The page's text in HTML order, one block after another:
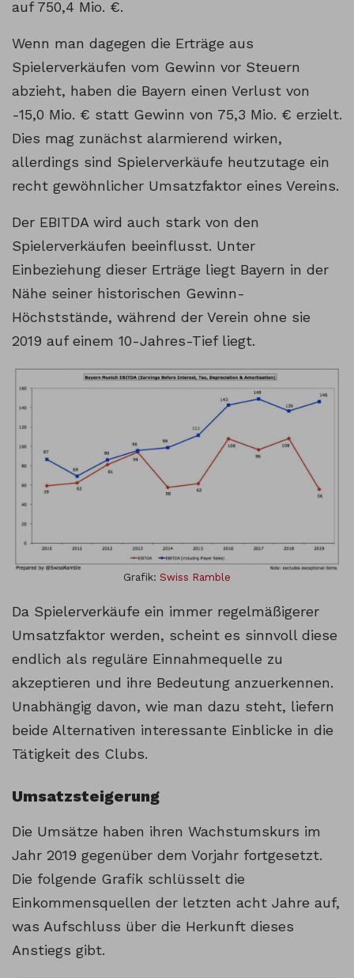
auf 750,4 Mio. €.
Wenn man dagegen die Erträge aus
Spielerverkäufen vom Gewinn vor Steuern
abzieht, haben die Bayern einen Verlust von
-15,0 Mio. € statt Gewinn von 75,3 Mio. € erzielt.
Dies mag zunächst alarmierend wirken,
allerdings sind Spielerverkäufe heutzutage ein
recht gewöhnlicher Umsatzfaktor eines Vereins.
Der EBITDA wird auch stark von den
Spielerverkäufen beeinflusst. Unter
Einbeziehung dieser Erträge liegt Bayern in der
Nähe seiner historischen Gewinn-
Höchststände, während der Verein ohne sie
2019 auf einem 10-Jahres-Tief liegt.
Grafik: Swiss Ramble
Da Spielerverkäufe ein immer regelmäßigerer
Umsatzfaktor werden, scheint es sinnvoll diese
endlich als reguläre Einnahmequelle zu
akzeptieren und ihre Bedeutung anzuerkennen.
Unabhängig davon, wie man dazu steht, liefern
beide Alternativen interessante Einblicke in die
Tätigkeit des Clubs.
Umsatzsteigerung
Die Umsätze haben ihren Wachstumskurs im
Jahr 2019 gegenüber dem Vorjahr fortgesetzt.
Die folgende Grafik schlüsselt die
Einkommensquellen der letzten acht Jahre auf,
was Aufschluss über die Herkunft dieses
Anstiegs gibt.